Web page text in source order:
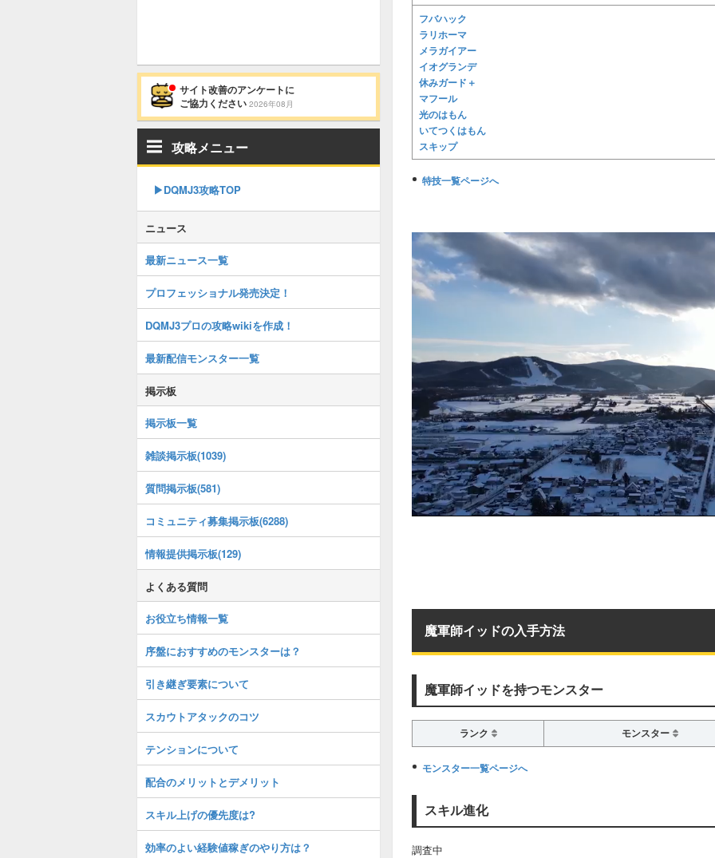
フバハック
ラリホーマ
メラガイアー
イオグランデ
休みガード＋
マフール
光のはもん
いてつくはもん
スキップ
特技一覧ページへ
魔軍師イッドの入手方法
魔軍師イッドを持つモンスター
ランク モンスター
モンスター一覧ページへ
スキル進化
調査中
サイト改善のアンケートに
ご協力ください 2026年08月
攻略メニュー
▶︎DQMJ3攻略TOP
ニュース
最新ニュース一覧
プロフェッショナル発売決定！
DQMJ3プロの攻略wikiを作成！
最新配信モンスター一覧
掲示板
掲示板一覧
雑談掲示板(1039)
質問掲示板(581)
コミュニティ募集掲示板(6288)
情報提供掲示板(129)
よくある質問
お役立ち情報一覧
序盤におすすめのモンスターは？
引き継ぎ要素について
スカウトアタックのコツ
テンションについて
配合のメリットとデメリット
スキル上げの優先度は?
効率のよい経験値稼ぎのやり方は？